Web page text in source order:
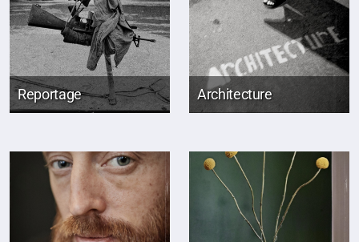
Reportage Architecture